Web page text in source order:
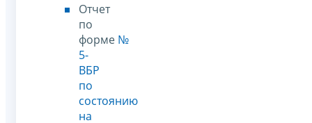
Отчет
по
форме №
5-
ВБР
по
состоянию
на